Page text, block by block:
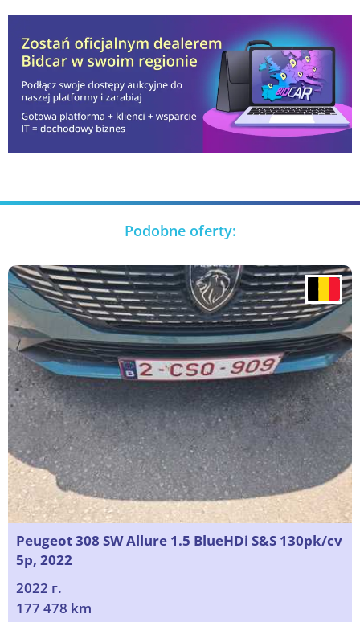
Podobne oferty:
Peugeot 308 SW Allure 1.5 BlueHDi S&S 130pk/cv
5p, 2022
2022 г.
177 478 km